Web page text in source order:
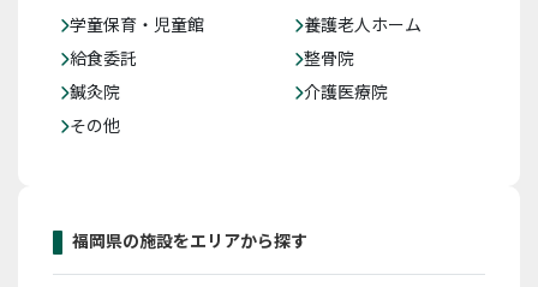
学童保育・児童館
養護老人ホーム
給食委託
整骨院
鍼灸院
介護医療院
その他
福岡県の施設をエリアから探す